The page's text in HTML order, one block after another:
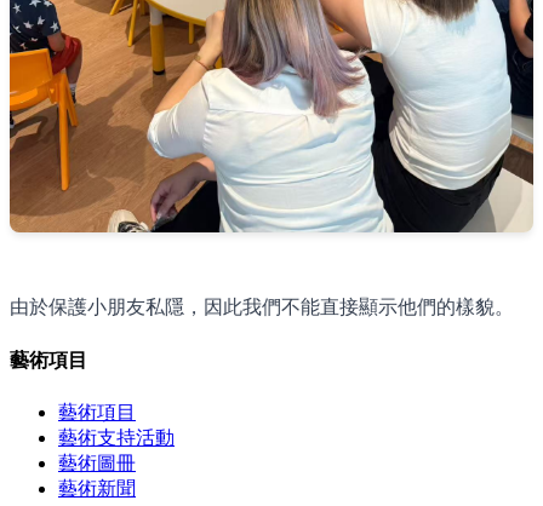
由於保護小朋友私隱，因此我們不能直接顯示他們的樣貌。
藝術項目
藝術項目
藝術支持活動
藝術圖冊
藝術新聞